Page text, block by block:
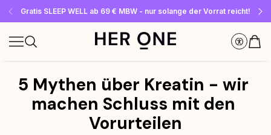
Gratis SLEEP WELL ab 69 € MBW - nur solange der Vorrat reicht!
Jetzt Newsletter abonnieren und 10 €-Gutschein sichern
Bis zu 30 % sparen mit unseren Spar-Abos
5 Mythen über Kreatin - wir
machen Schluss mit den
Vorurteilen